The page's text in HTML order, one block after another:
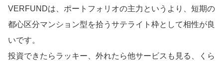
VERFUNDは、ポートフォリオの主力というより、短期の
都心区分マンション型を拾うサテライト枠として相性が良
いです。
投資できたらラッキー、外れたら他サービスも見る、くら